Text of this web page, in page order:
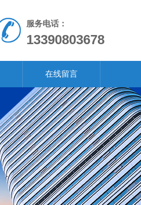
服务电话：
13390803678
在线留言